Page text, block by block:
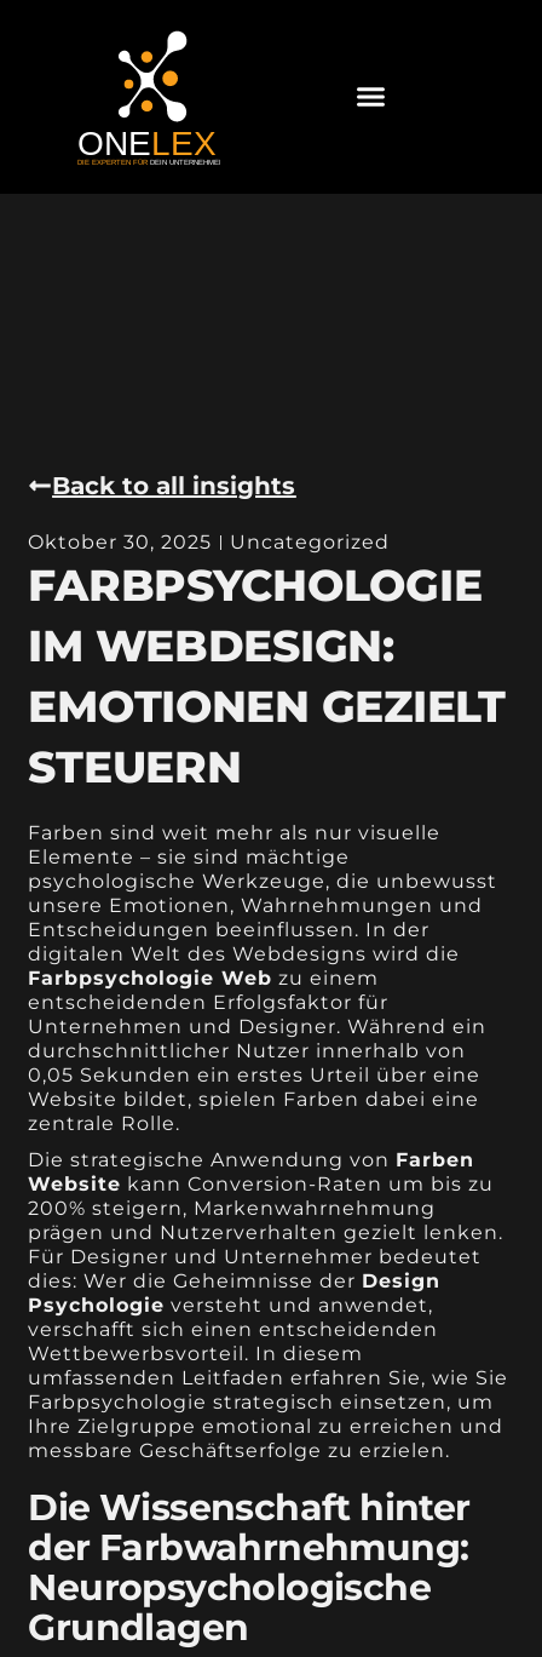
Back to all insights
Oktober 30, 2025 Uncategorized
FARBPSYCHOLOGIE
IM WEBDESIGN:
EMOTIONEN GEZIELT
STEUERN
Farben sind weit mehr als nur visuelle
Elemente – sie sind mächtige
psychologische Werkzeuge, die unbewusst
unsere Emotionen, Wahrnehmungen und
Entscheidungen beeinflussen. In der
digitalen Welt des Webdesigns wird die
Farbpsychologie Web zu einem
entscheidenden Erfolgsfaktor für
Unternehmen und Designer. Während ein
durchschnittlicher Nutzer innerhalb von
0,05 Sekunden ein erstes Urteil über eine
Website bildet, spielen Farben dabei eine
zentrale Rolle.
Die strategische Anwendung von Farben
Website kann Conversion-Raten um bis zu
200% steigern, Markenwahrnehmung
prägen und Nutzerverhalten gezielt lenken.
Für Designer und Unternehmer bedeutet
dies: Wer die Geheimnisse der Design
Psychologie versteht und anwendet,
verschafft sich einen entscheidenden
Wettbewerbsvorteil. In diesem
umfassenden Leitfaden erfahren Sie, wie Sie
Farbpsychologie strategisch einsetzen, um
Ihre Zielgruppe emotional zu erreichen und
messbare Geschäftserfolge zu erzielen.
Die Wissenschaft hinter
der Farbwahrnehmung:
Neuropsychologische
Grundlagen